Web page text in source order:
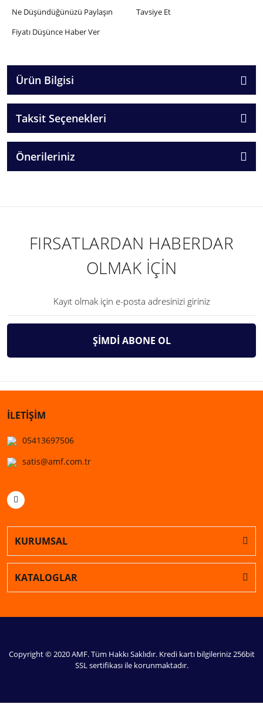
Ne Düşündüğünüzü Paylaşın
Tavsiye Et
Fiyatı Düşünce Haber Ver
Ürün Bilgisi
Taksit Seçenekleri
Önerileriniz
FIRSATLARDAN HABERDAR
OLMAK İÇİN
ŞİMDİ ABONE OL
İLETİŞİM
05413697506
satis@amf.com.tr
KURUMSAL
KATALOGLAR
Copyright © 2020 AMF. Tüm Hakkı Saklıdır. Kredi kartı bilgileriniz 256bit
SSL sertifikası ile korunmaktadır.